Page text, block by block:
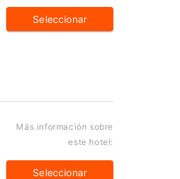
Seleccionar
Más información sobre
este hotel:
Seleccionar